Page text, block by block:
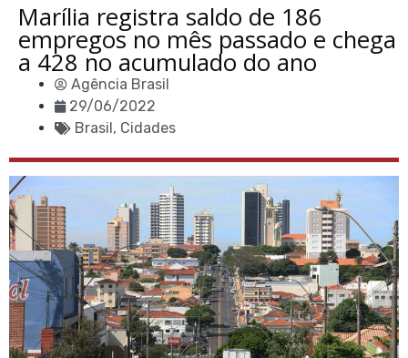
Marília registra saldo de 186
empregos no mês passado e chega
a 428 no acumulado do ano
Agência Brasil
29/06/2022
Brasil, Cidades